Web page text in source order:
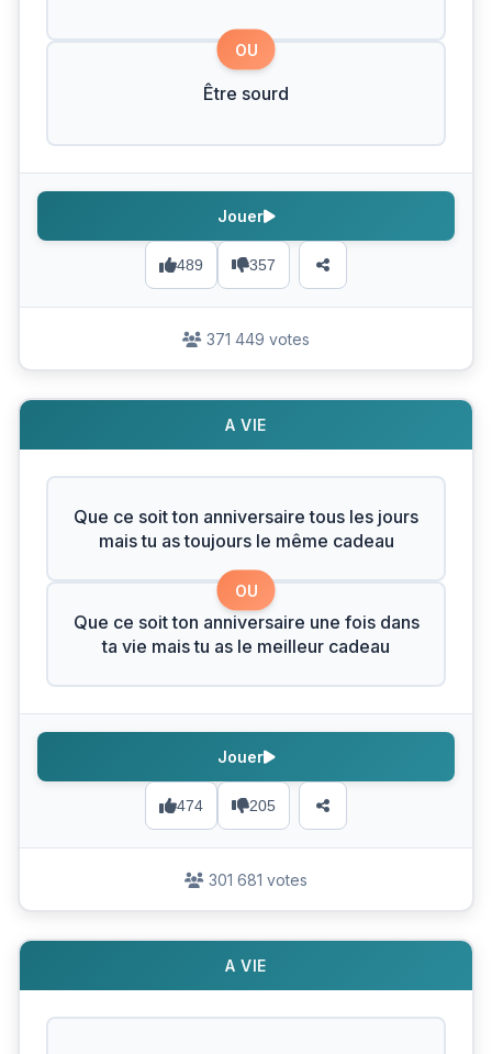
OU
Être sourd
489 357
Jouer
371 449 votes
A VIE
Que ce soit ton anniversaire tous les jours
mais tu as toujours le même cadeau
OU
Que ce soit ton anniversaire une fois dans
ta vie mais tu as le meilleur cadeau
474 205
Jouer
301 681 votes
A VIE